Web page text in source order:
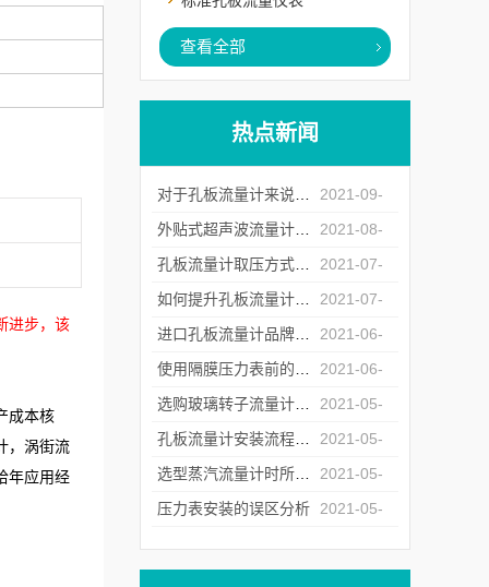
查看全部
热点新闻
2021-09-
07
2021-08-
20
2021-07-
23
2021-07-
06
2021-06-
17
2021-06-
04
2021-05-
26
2021-05-
17
2021-05-
12
压力表安装的误区分析
2021-05-
进步，该
成本核
，涡街流
年应用经